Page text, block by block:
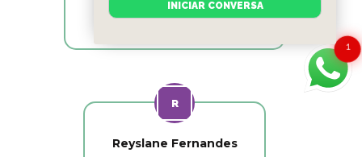
Reyslane Fernandes
1
INICIAR CONVERSA